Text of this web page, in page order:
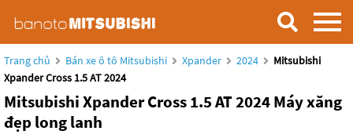
Trang chủ Bán xe ô tô Mitsubishi Xpander 2024
Mitsubishi
Xpander Cross 1.5 AT 2024
Mitsubishi Xpander Cross 1.5 AT 2024 Máy xăng
đẹp long lanh